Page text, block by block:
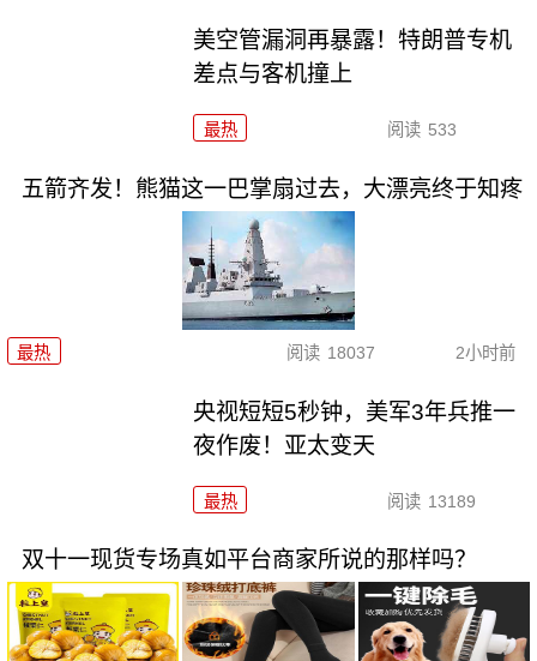
美空管漏洞再暴露！特朗普专机
差点与客机撞上
最热 阅读 533
五箭齐发！熊猫这一巴掌扇过去，大漂亮终于知疼
最热 阅读 18037 2小时前
央视短短5秒钟，美军3年兵推一
夜作废！亚太变天
最热 阅读 13189
双十一现货专场真如平台商家所说的那样吗？